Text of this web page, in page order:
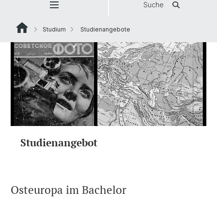
Suche
Studium Studienangebote
Studienangebot
Osteuropa im Bachelor